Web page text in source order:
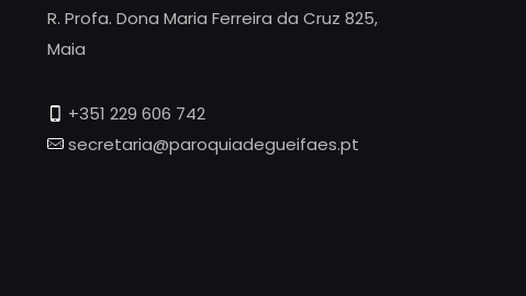
R. Profa. Dona Maria Ferreira da Cruz 825,
Maia
+351 229 606 742
secretaria@paroquiadegueifaes.pt